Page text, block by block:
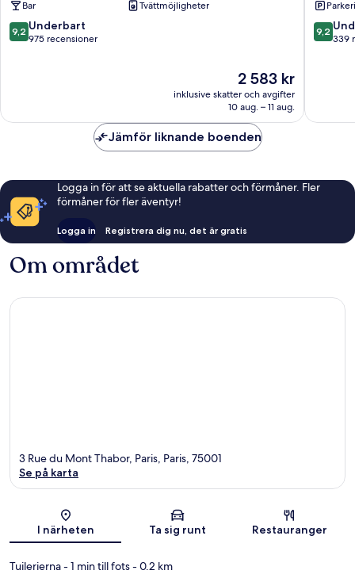
Bar
Tvättmöjligheter
9.2
av
9,2 Underbart
975 recensioner
Priset
är
2 583 kr
2 583 kr
inklusive skatter och avgifter
10 aug. – 11 aug.
9.2
av
9,2
339
Jämför liknande boenden
Logga in för att se aktuella rabatter och förmåner. Fler
förmåner för fler äventyr!
Logga in Registrera dig nu, det är gratis
Om området
Karta
3 Rue du Mont Thabor, Paris, Paris, 75001
Se på karta
I närheten Ta sig runt Restauranger
Tuilerierna- 1 min till fots- 0.2 km